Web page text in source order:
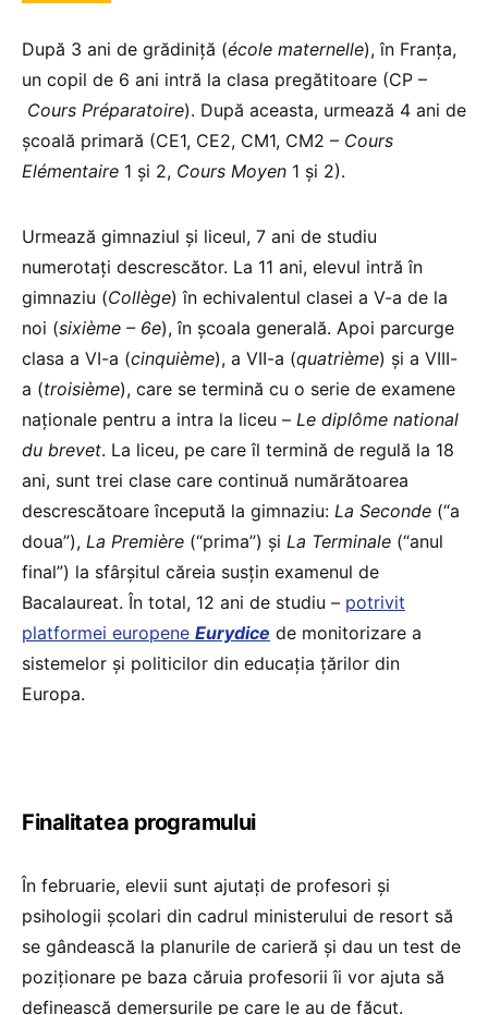
După 3 ani de grădiniță (école maternelle), în Franța,
un copil de 6 ani intră la clasa pregătitoare (CP –
Cours Préparatoire). După aceasta, urmează 4 ani de
școală primară (CE1, CE2, CM1, CM2 – Cours
Elémentaire 1 și 2, Cours Moyen 1 și 2).
Urmează gimnaziul și liceul, 7 ani de studiu
numerotați descrescător. La 11 ani, elevul intră în
gimnaziu (Collège) în echivalentul clasei a V-a de la
noi (sixième – 6e), în școala generală. Apoi parcurge
clasa a VI-a (cinquième), a VII-a (quatrième) și a VIII-
a (troisième), care se termină cu o serie de examene
naționale pentru a intra la liceu – Le diplôme national
du brevet. La liceu, pe care îl termină de regulă la 18
ani, sunt trei clase care continuă numărătoarea
descrescătoare începută la gimnaziu: La Seconde (“a
doua”), La Première (“prima”) și La Terminale (“anul
final”) la sfârșitul căreia susțin examenul de
Bacalaureat. În total, 12 ani de studiu – potrivit
platformei europene Eurydice de monitorizare a
sistemelor și politicilor din educația țărilor din
Europa.
Finalitatea programului
În februarie, elevii sunt ajutați de profesori și
psihologii școlari din cadrul ministerului de resort să
se gândească la planurile de carieră și dau un test de
poziționare pe baza căruia profesorii îi vor ajuta să
definească demersurile pe care le au de făcut.